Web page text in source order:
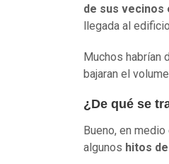
de sus vecinos
llegada al
Muchos habrían
bajaran el
¿De qué se
Bueno, en
algunos hitos